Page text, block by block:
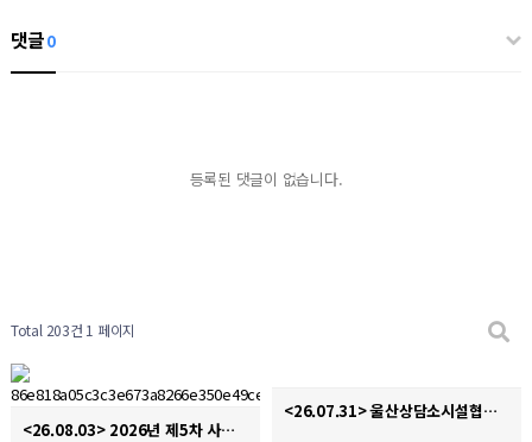
댓글0
등록된 댓글이 없습니다.
Total 203건 1 페이지
<26.08.03> 2026년 제5차 사회복지현장실습 종결식
<26.07.31> 울산상담소시설협의회 디지털성폭력 및 불법촬영 경찰합동캠페인